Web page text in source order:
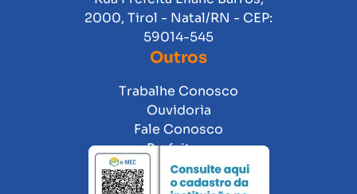
2000, Tirol - Natal/RN - CEP:
59014-545
Outros
Trabalhe Conosco
Ouvidoria
Fale Conosco
Prefeitura